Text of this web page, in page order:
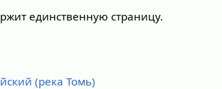
единственную страницу.
(река Томь)